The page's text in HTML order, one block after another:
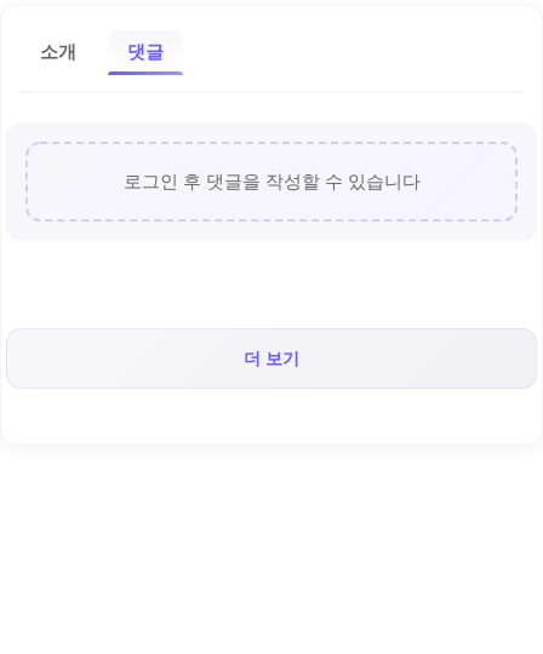
소개 댓글
로그인 후 댓글을 작성할 수 있습니다
더 보기